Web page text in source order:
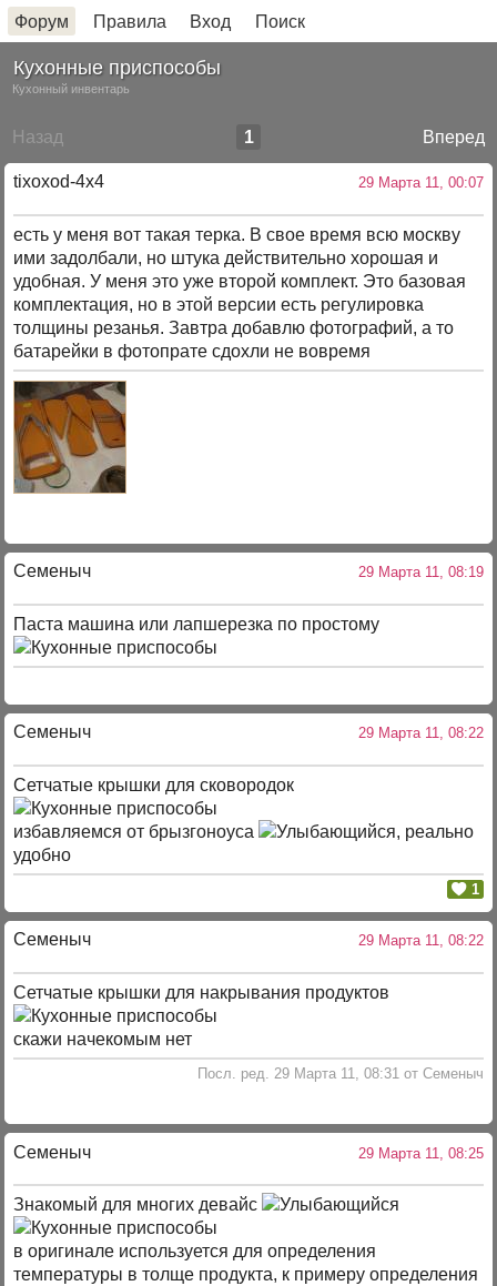
Форум Правила Вход Поиск
Кухонные приспособы
Кухонный инвентарь
Назад Вперед
1
tixoxod-4x4 29 Марта 11, 00:07
есть у меня вот такая терка. В свое время всю москву
ими задолбали, но штука действительно хорошая и
удобная. У меня это уже второй комплект. Это базовая
комплектация, но в этой версии есть регулировка
толщины резанья. Завтра добавлю фотографий, а то
батарейки в фотопрате сдохли не вовремя
Семеныч 29 Марта 11, 08:19
Паста машина или лапшерезка по простому
Семеныч 29 Марта 11, 08:22
Сетчатые крышки для сковородок
избавляемся от брызгоноуса
, реально
удобно
1
Семеныч 29 Марта 11, 08:22
Сетчатые крышки для накрывания продуктов
скажи начекомым нет
Посл. ред. 29 Марта 11, 08:31 от Семеныч
Семеныч 29 Марта 11, 08:25
Знакомый для многих девайс
в оригинале используется для определения
температуры в толще продукта, к примеру определения